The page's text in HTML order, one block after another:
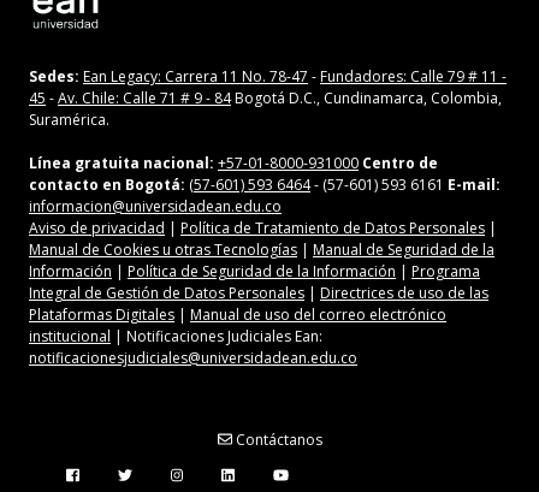
Sedes: Ean Legacy: Carrera 11 No. 78-47 -Fundadores: Calle 79 # 11 -
45 -Av. Chile: Calle 71 # 9 - 84Bogotá D.C., Cundinamarca, Colombia,
Suramérica.
Línea gratuita nacional: +57-01-8000-931000 Centro de
contacto en Bogotá: (57-601) 593 6464- (57-601) 593 6161 E-mail:
informacion@universidadean.edu.co
Aviso de privacidad | Política de Tratamiento de Datos Personales |
Manual de Cookies u otras Tecnologías | Manual de Seguridad de la
Información | Política de Seguridad de la Información | Programa
Integral de Gestión de Datos Personales | Directrices de uso de las
Plataformas Digitales | Manual de uso del correo electrónico
institucional | Notificaciones Judiciales Ean:
notificacionesjudiciales@universidadean.edu.co
Contáctanos